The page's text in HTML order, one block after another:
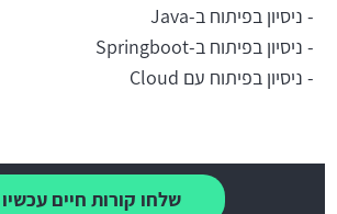
- ניסיון בפיתוח ב-Java
- ניסיון בפיתוח ב-Springboot
- ניסיון בפיתוח עם Cloud
שלחו קורות חיים עכשיו